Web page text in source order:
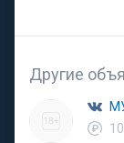
Другие